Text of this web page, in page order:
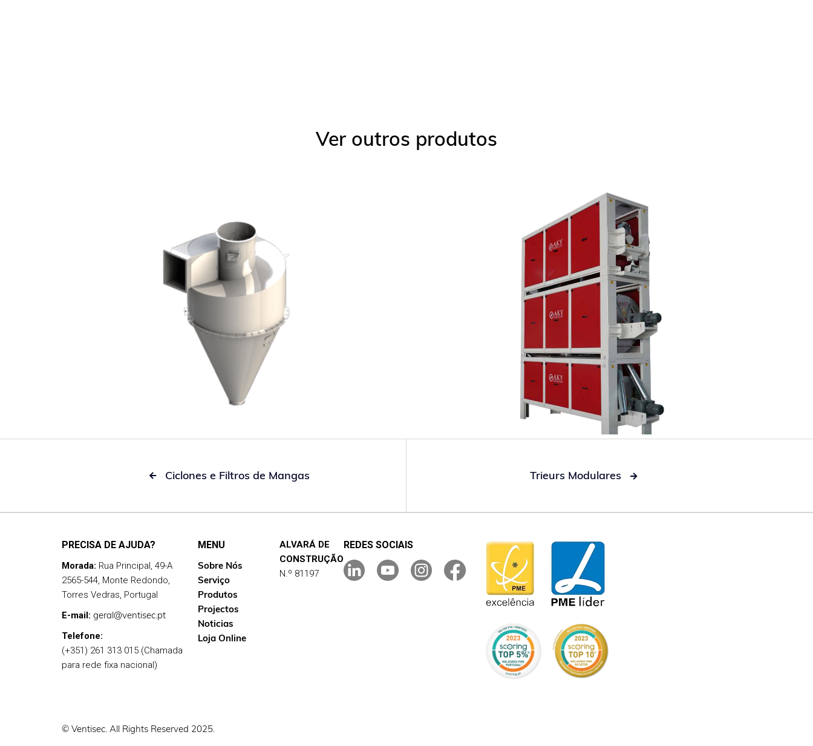
Ver outros produtos
 Ciclones e Filtros de Mangas Trieurs Modulares 
PRECISA DE AJUDA?
Morada: Rua Principal, 49-A
2565-544, Monte Redondo,
Torres Vedras, Portugal
E-mail: geral@ventisec.pt
Telefone:
(+351) 261 313 015 (Chamada
para rede fixa nacional)
MENU
Sobre Nós
Serviço
Produtos
Projectos
Noticias
Loja Online
ALVARÁ DE
CONSTRUÇÃO
N.º 81197
REDES SOCIAIS
© Ventisec. All Rights Reserved 2025.